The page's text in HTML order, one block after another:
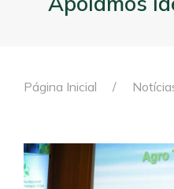
Página Inicial